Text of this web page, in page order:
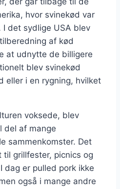
hvor svinekød var
det sydlige USA blev
af kød
at udnytte de billigere
blev svinekød
eller i en rygning, hvilket
voksede, blev
del af mange
sammenkomster. Det
grillfester, picnics og
dag er pulled pork ikke
også i mange andre